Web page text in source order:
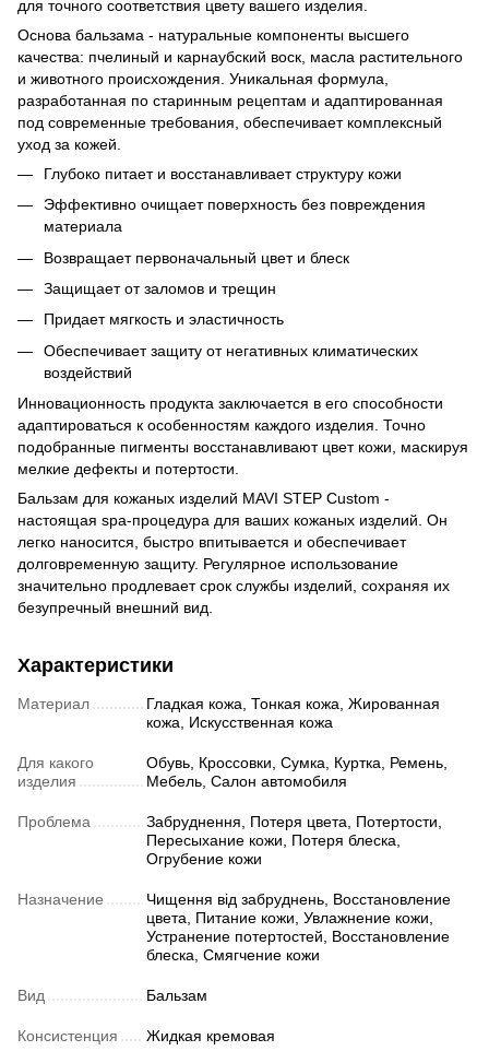
для точного соответствия цвету вашего изделия.
Основа бальзама - натуральные компоненты высшего
качества: пчелиный и карнаубский воск, масла растительного
и животного происхождения. Уникальная формула,
разработанная по старинным рецептам и адаптированная
под современные требования, обеспечивает комплексный
уход за кожей.
Глубоко питает и восстанавливает структуру кожи
Эффективно очищает поверхность без повреждения
материала
Возвращает первоначальный цвет и блеск
Защищает от заломов и трещин
Придает мягкость и эластичность
Обеспечивает защиту от негативных климатических
воздействий
Инновационность продукта заключается в его способности
адаптироваться к особенностям каждого изделия. Точно
подобранные пигменты восстанавливают цвет кожи, маскируя
мелкие дефекты и потертости.
Бальзам для кожаных изделий MAVI STEP Custom -
настоящая spa-процедура для ваших кожаных изделий. Он
легко наносится, быстро впитывается и обеспечивает
долговременную защиту. Регулярное использование
значительно продлевает срок службы изделий, сохраняя их
безупречный внешний вид.
Характеристики
Материал
Гладкая кожа, Тонкая кожа, Жированная
кожа, Искусственная кожа
Для какого
изделия
Обувь, Кроссовки, Сумка, Куртка, Ремень,
Мебель, Салон автомобиля
Проблема
Забруднення, Потеря цвета, Потертости,
Пересыхание кожи, Потеря блеска,
Огрубение кожи
Назначение
Чищення від забруднень, Восстановление
цвета, Питание кожи, Увлажнение кожи,
Устранение потертостей, Восстановление
блеска, Смягчение кожи
Вид Бальзам
Консистенция Жидкая кремовая